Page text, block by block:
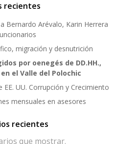
recientes
Bernardo Arévalo, Karin Herrera
migración y desnutrición
por oenegés de DD.HH.,
el Valle del Polochic
UU. Corrupción y Crecimiento
mensuales en asesores
recientes
que mostrar.